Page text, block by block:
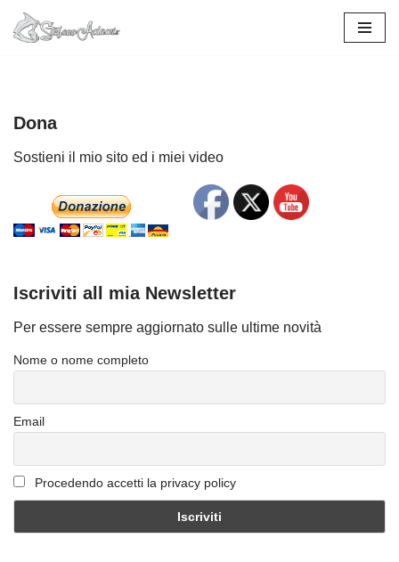
Dona
Sostieni il mio sito ed i miei video
Iscriviti all mia Newsletter
Per essere sempre aggiornato sulle ultime novità
Nome o nome completo
Email
Procedendo accetti la privacy policy